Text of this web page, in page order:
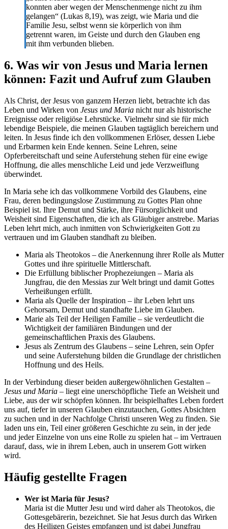
konnten aber wegen der Menschenmenge nicht zu ihm
gelangen“ (Lukas 8,19), was zeigt, wie Maria und die
Familie Jesu, selbst wenn sie körperlich von ihm
getrennt waren, im Geiste und durch den Glauben eng
mit ihm verbunden blieben.
6. Was wir von Jesus und Maria lernen
können: Fazit und Aufruf zum Glauben
Als Christ, der Jesus von ganzem Herzen liebt, betrachte ich das
Leben und Wirken von Jesus und Maria nicht nur als historische
Ereignisse oder religiöse Lehrstücke. Vielmehr sind sie für mich
lebendige Beispiele, die meinen Glauben tagtäglich bereichern und
leiten. In Jesus finde ich den vollkommenen Erlöser, dessen Liebe
und Erbarmen kein Ende kennen. Seine Lehren, seine
Opferbereitschaft und seine Auferstehung stehen für eine ewige
Hoffnung, die alles menschliche Leid und jede Verzweiflung
überwindet.
In Maria sehe ich das vollkommene Vorbild des Glaubens, eine
Frau, deren bedingungslose Zustimmung zu Gottes Plan ohne
Beispiel ist. Ihre Demut und Stärke, ihre Fürsorglichkeit und
Weisheit sind Eigenschaften, die ich als Gläubiger anstrebe. Marias
Leben lehrt mich, auch inmitten von Schwierigkeiten Gott zu
vertrauen und im Glauben standhaft zu bleiben.
Maria als Theotokos – die Anerkennung ihrer Rolle als Mutter
Gottes und ihre spirituelle Mittlerschaft.
Die Erfüllung biblischer Prophezeiungen – Maria als
Jungfrau, die den Messias zur Welt bringt und damit Gottes
Verheißungen erfüllt.
Maria als Quelle der Inspiration – ihr Leben lehrt uns
Gehorsam, Demut und standhafte Liebe im Glauben.
Marie als Teil der Heiligen Familie – sie verdeutlicht die
Wichtigkeit der familiären Bindungen und der
gemeinschaftlichen Praxis des Glaubens.
Jesus als Zentrum des Glaubens – seine Lehren, sein Opfer
und seine Auferstehung bilden die Grundlage der christlichen
Hoffnung und des Heils.
In der Verbindung dieser beiden außergewöhnlichen Gestalten –
Jesus und Maria – liegt eine unerschöpfliche Tiefe an Weisheit und
Liebe, aus der wir schöpfen können. Ihr beispielhaftes Leben fordert
uns auf, tiefer in unseren Glauben einzutauchen, Gottes Absichten
zu suchen und in der Nachfolge Christi unseren Weg zu finden. Sie
laden uns ein, Teil einer größeren Geschichte zu sein, in der jede
und jeder Einzelne von uns eine Rolle zu spielen hat – im Vertrauen
darauf, dass, wie in ihrem Leben, auch in unserem Gott wirken
wird.
Häufig gestellte Fragen
Wer ist Maria für Jesus?
Maria ist die Mutter Jesu und wird daher als Theotokos, die
Gottesgebärerin, bezeichnet. Sie hat Jesus durch das Wirken
des Heiligen Geistes empfangen und ist dabei Jungfrau